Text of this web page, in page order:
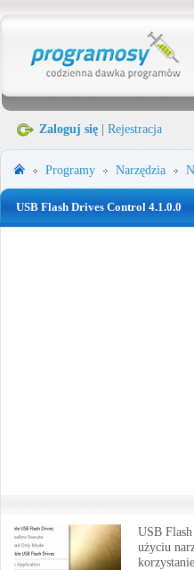
Zaloguj się Rejestracja
Programy Narzędzia
USB Flash Drives Control 4.1.0.0
USB
użyciu